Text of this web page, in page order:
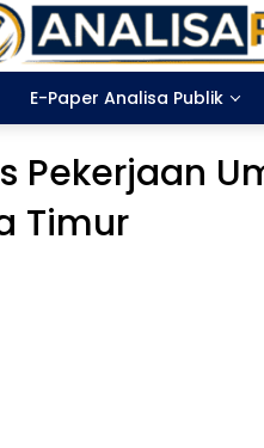
E-Paper Analisa Publik
Pekerjaan
Timur